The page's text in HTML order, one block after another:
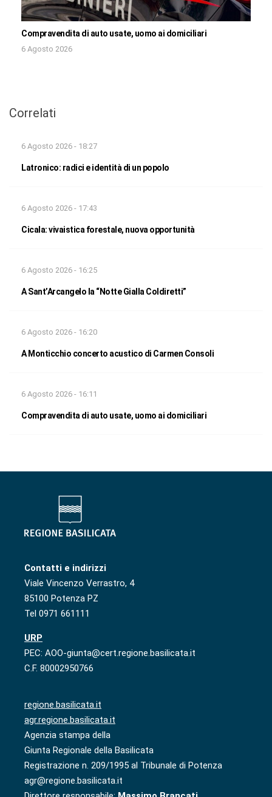
Compravendita di auto usate, uomo ai domiciliari
6 Agosto 2026
Correlati
6 Agosto 2026 - 18:27
Latronico: radici e identità di un popolo
6 Agosto 2026 - 17:43
Cicala: vivaistica forestale, nuova opportunità
6 Agosto 2026 - 16:25
A Sant’Arcangelo la “Notte Gialla Coldiretti”
6 Agosto 2026 - 16:20
A Monticchio concerto acustico di Carmen Consoli
6 Agosto 2026 - 16:11
Compravendita di auto usate, uomo ai domiciliari
Contatti e indirizzi
Viale Vincenzo Verrastro, 4
85100 Potenza PZ
Tel 0971 661111
URP
PEC: AOO-giunta@cert.regione.basilicata.it
C.F. 80002950766
regione.basilicata.it
agr.regione.basilicata.it
Agenzia stampa della
Giunta Regionale della Basilicata
Registrazione n. 209/1995 al Tribunale di Potenza
agr@regione.basilicata.it